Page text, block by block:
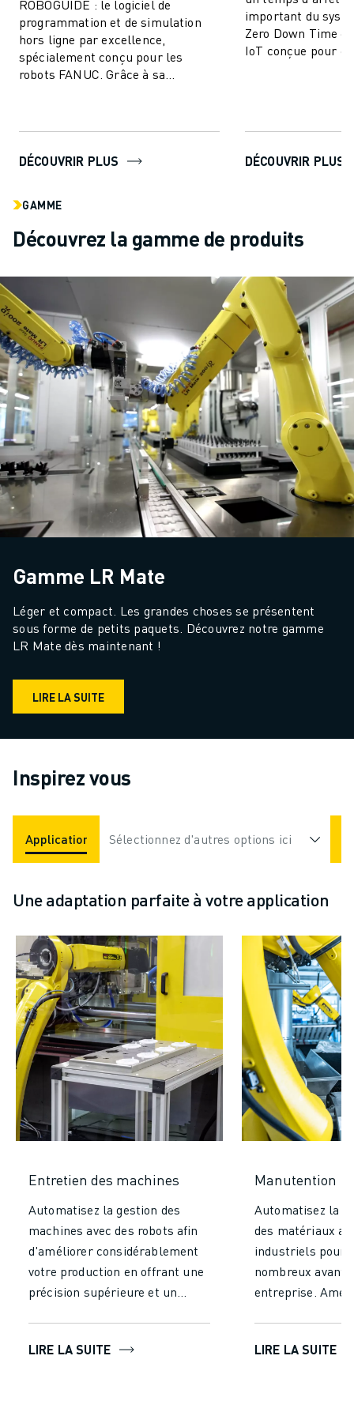
ROBOGUIDE : le logiciel de
programmation et de simulation
hors ligne par excellence,
spécialement conçu pour les
robots FANUC. Grâce à sa
DÉCOUVRIR PLUS
important du
Zero Down Time
IoT conçue pour
DÉCOUVRIR PLUS
GAMME
Découvrez la gamme de produits
Gamme LR Mate
Léger et compact. Les grandes choses se présentent
sous forme de petits paquets. Découvrez notre gamme
LR Mate dès maintenant !
LIRE LA SUITE
Inspirez vous
Applications Industries
Sélectionnez d'autres options ici
Une adaptation parfaite à votre application
Entretien des machines
Automatisez la gestion des
machines avec des robots afin
d'améliorer considérablement
votre production en offrant une
précision supérieure et un
manuelle. Augmentez
LIRE LA SUITE
Manutention
Automatisez la
des matériaux
industriels pour
nombreux
entreprise.
en réduisant le
LIRE LA SUITE